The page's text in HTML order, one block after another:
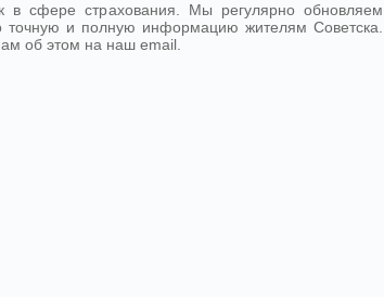
сфере страхования. Мы регулярно обновляем
и полную информацию жителям Советска.
об этом на наш email.